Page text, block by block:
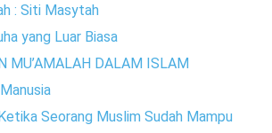
: Siti Masytah
yang Luar Biasa
MU’AMALAH DALAM ISLAM
Seorang Muslim Sudah Mampu